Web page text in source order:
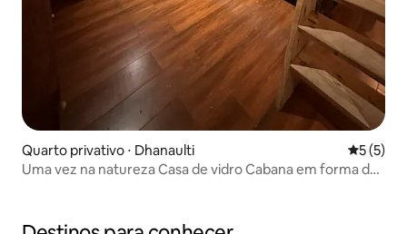
Quarto privativo ⋅ Dhanaulti 5 de
5 (5)
Uma vez na natureza Casa de vidro Cabana em forma de